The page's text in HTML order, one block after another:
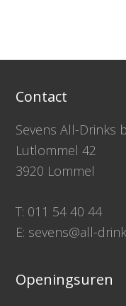
Contact
Sevens All-Drinks
Lutlommel 42
3920 Lommel
T: 011 54 40 44
E: sevens@all-
Openingsuren